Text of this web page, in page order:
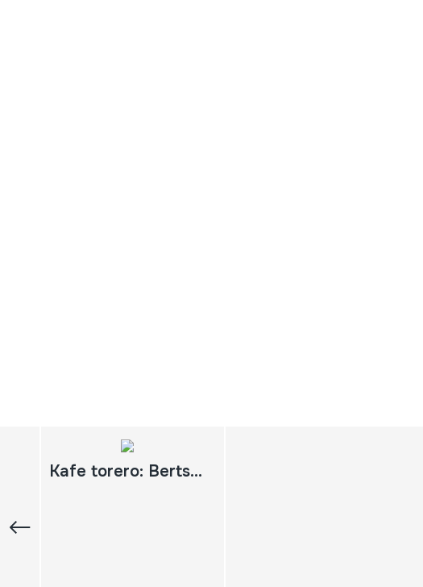
Kafe torero: Bertso Antologia Zarauz. 2007-03-29